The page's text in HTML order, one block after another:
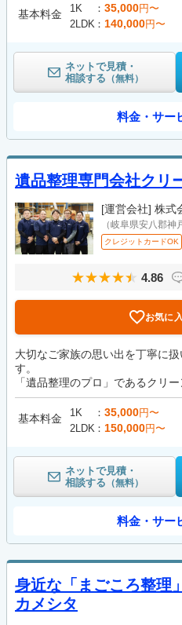
基本料金 1K 35,000円〜
2LDK
140,000円〜
ネットで見積・
相談する （無料）
料金・サー
遺品整理専門会社クリ
[運営会社] 株式
（岐阜県安八郡神
クレジットカードOK
4.86
お気に
大切なご家族の思い出を丁寧に
す。
「遺品整理のプロ」であるクリ
基本料金 1K 35,000円〜
2LDK
150,000円〜
ネットで見積・
相談する （無料）
料金・サー
身近な「まごころ整理
カメシタ